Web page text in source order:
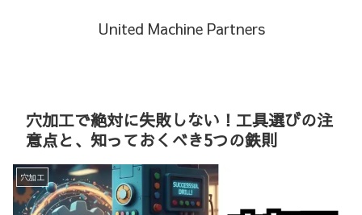
United Machine Partners
穴加工で絶対に失敗しない！工具選びの注
意点と、知っておくべき5つの鉄則
穴加工